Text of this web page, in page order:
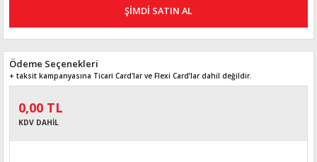
ŞİMDİ SATIN AL
Ödeme Seçenekleri
+ taksit kampanyasına Ticari Card'lar ve Flexi Card’lar dahil değildir.
0,00 TL
KDV DAHİL